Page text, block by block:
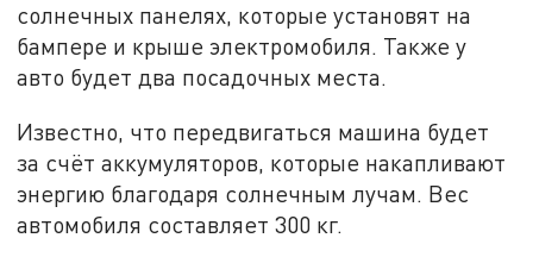
солнечных панелях, которые установят на
бампере и крыше электромобиля. Также у
авто будет два посадочных места.
Известно, что передвигаться машина будет
за счёт аккумуляторов, которые накапливают
энергию благодаря солнечным лучам. Вес
автомобиля составляет 300 кг.